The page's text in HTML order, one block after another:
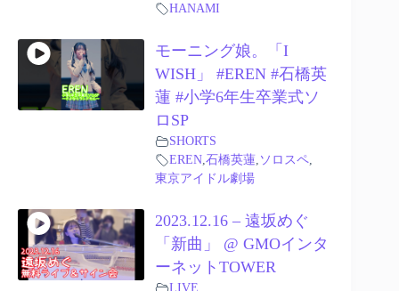
HANAMI
モーニング娘。「I
WISH」 #EREN #石橋英
蓮 #小学6年生卒業式ソ
ロSP
SHORTS
EREN, 石橋英蓮, ソロスペ,
東京アイドル劇場
2023.12.16 – 遠坂めぐ
「新曲」 @ GMOインタ
ーネットTOWER
LIVE